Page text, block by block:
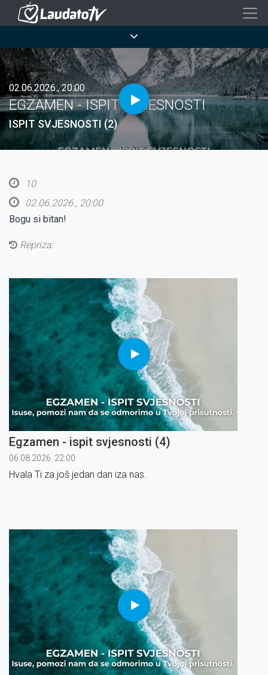
Skoči
sadržaj
02.06.2026., 20:00
EGZAMEN - ISPIT SVJESNOSTI
ISPIT SVJESNOSTI (2)
10
02.06.2026., 20:00
Bogu si bitan!
Repriza:
Egzamen - ispit svjesnosti (4)
06.08.2026. 22:00
Hvala Ti za još jedan dan iza nas.